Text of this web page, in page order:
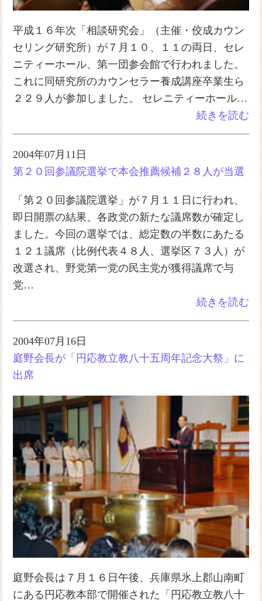
平成１６年次「相談研究会」（主催・佼成カウン
セリング研究所）が７月１０、１１の両日、セレ
ニティーホール、第一団参会館で行われました。
これに同研究所のカウンセラー養成講座卒業生ら
２２９人が参加しました。 セレニティーホール…
続きを読む
2004年07月11日
第２０回参議院選挙で本会推薦候補２８人が当選
「第２０回参議院選挙」が７月１１日に行われ、
即日開票の結果、各政党の新たな議席数が確定し
ました。今回の選挙では、総定数の半数にあたる
１２１議席（比例代表４８人、選挙区７３人）が
改選され、野党第一党の民主党が獲得議席で与
党…
続きを読む
2004年07月16日
庭野会長が「円応教立教八十五周年記念大祭」に
出席
庭野会長は７月１６日午後、兵庫県氷上郡山南町
にある円応教本部で開催された「円応教立教八十